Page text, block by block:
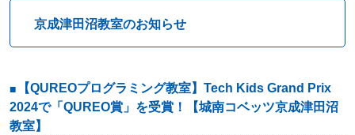
京成津田沼教室のお知らせ
【QUREOプログラミング教室】Tech Kids Grand Prix
2024で「QUREO賞」を受賞！【城南コベッツ京成津田沼
教室】